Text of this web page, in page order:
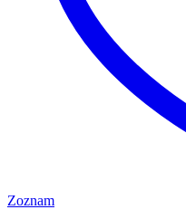
Zoznam